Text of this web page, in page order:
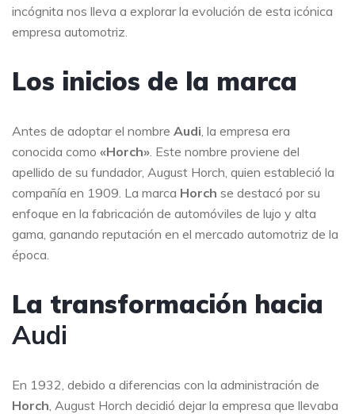
incógnita nos lleva a explorar la evolución de esta icónica
empresa automotriz.
Los inicios de la marca
Antes de adoptar el nombre Audi , la empresa era
conocida como «Horch» . Este nombre proviene del
apellido de su fundador, August Horch, quien estableció la
compañía en 1909. La marca Horch se destacó por su
enfoque en la fabricación de automóviles de lujo y alta
gama, ganando reputación en el mercado automotriz de la
época.
La transformación hacia
Audi
En 1932, debido a diferencias con la administración de
Horch , August Horch decidió dejar la empresa que llevaba